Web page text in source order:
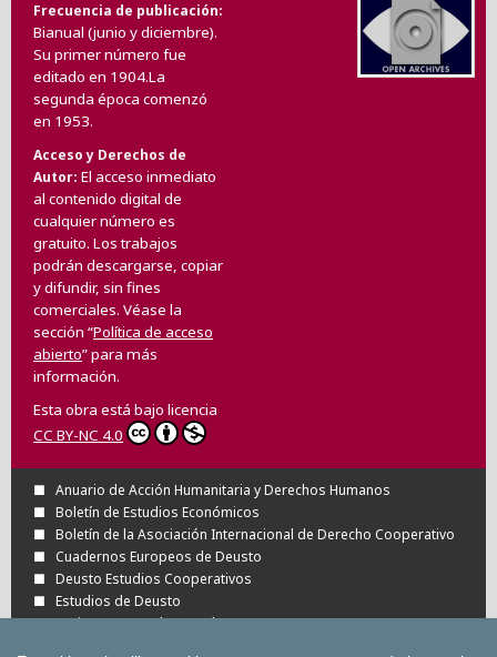
Frecuencia de publicación
Bianual (junio y diciembre).
Su primer número fue
editado en 1904.La
segunda época comenzó
en 1953.
Acceso y Derechos de
Autor El acceso inmediato
al contenido digital de
cualquier número es
gratuito. Los trabajos
podrán descargarse, copiar
y difundir, sin fines
comerciales. Véase la
sección “Política de acceso
abierto” para más
información.
Esta obra está bajo licencia
CC BY-NC 4.0
Anuario de Acción Humanitaria y Derechos Humanos
Boletín de Estudios Económicos
Boletín de la Asociación Internacional de Derecho Cooperativo
Cuadernos Europeos de Deusto
Deusto Estudios Cooperativos
Estudios de Deusto
Revista Deusto de Derechos Humanos